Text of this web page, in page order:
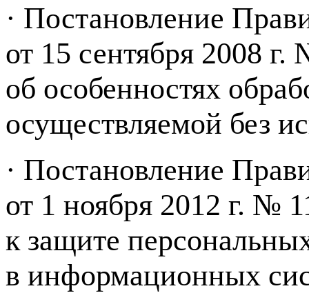
· Постановление
от 15 сентября 2008
об особенностях
осуществляемой без
· Постановление
от 1 ноября 2012 г. №
к защите
в информационных